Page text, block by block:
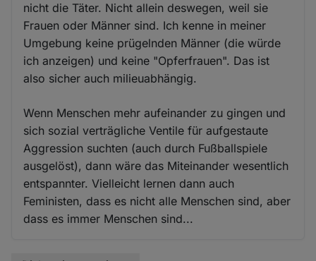
nicht die Täter. Nicht allein deswegen, weil sie
Frauen oder Männer sind. Ich kenne in meiner
Umgebung keine prügelnden Männer (die würde
ich anzeigen) und keine "Opferfrauen". Das ist
also sicher auch milieuabhängig.
Wenn Menschen mehr aufeinander zu gingen und
sich sozial verträgliche Ventile für aufgestaute
Aggression suchten (auch durch Fußballspiele
ausgelöst), dann wäre das Miteinander wesentlich
entspannter. Vielleicht lernen dann auch
Feministen, dass es nicht alle Menschen sind, aber
dass es immer Menschen sind...